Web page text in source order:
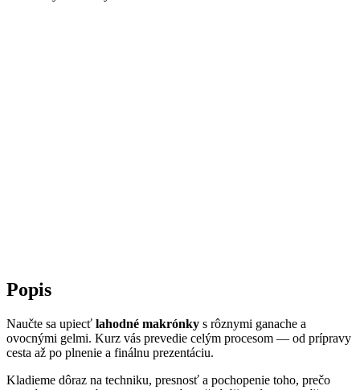
Popis
Naučte sa upiecť lahodné makrónky s rôznymi ganache a
ovocnými gelmi. Kurz vás prevedie celým procesom — od prípravy
cesta až po plnenie a finálnu prezentáciu.
Kladieme dôraz na techniku, presnosť a pochopenie toho, prečo